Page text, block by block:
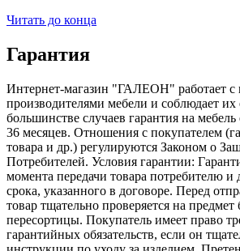
Читать до конца
Гарантия
Интернет-магазин "ГАЛЕОН" работает с
производителями мебели и соблюдает
большинстве случаев гарантия на мебель
36 месяцев. Отношения с покупателем
товара и др.) регулируются Законом о
Потребителей. Условия гарантии:
момента передачи товара потребителю и
срока, указанного в договоре. Перед
товар тщательно проверяется на предмет
пересортицы. Покупатель имеет право
гарантийных обязательств, если он